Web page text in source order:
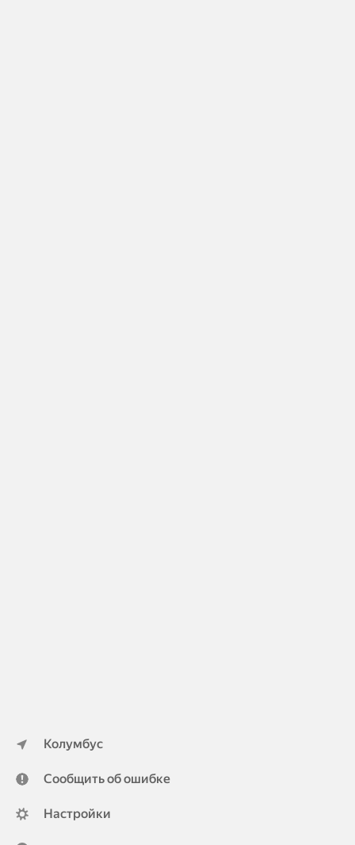
Колумбус
Сообщить об ошибке
Настройки